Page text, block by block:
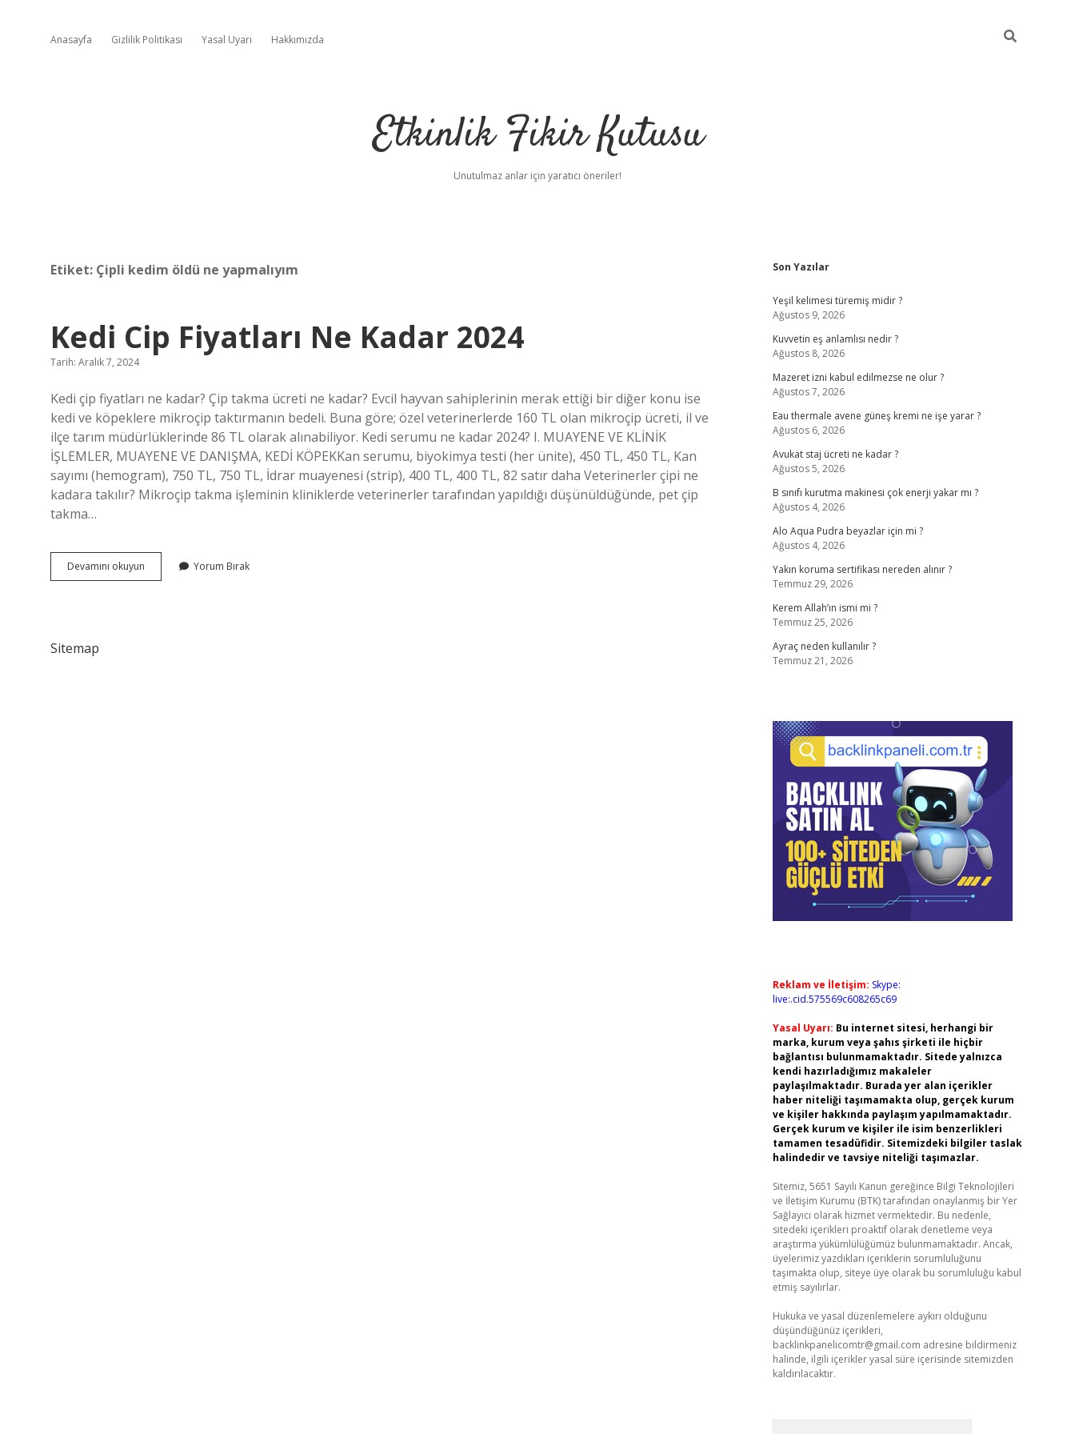
Anasayfa Gizlilik Politikası Yasal Uyarı Hakkımızda
Etkinlik Fikir Kutusu
Unutulmaz anlar için yaratıcı öneriler!
Etiket: Çipli kedim öldü ne yapmalıyım
Kedi Cip Fiyatları Ne Kadar 2024
Tarih: Aralık 7, 2024
Kedi çip fiyatları ne kadar? Çip takma ücreti ne kadar? Evcil hayvan sahiplerinin merak ettiği bir diğer konu ise
kedi ve köpeklere mikroçip taktırmanın bedeli. Buna göre; özel veterinerlerde 160 TL olan mikroçip ücreti, il ve
ilçe tarım müdürlüklerinde 86 TL olarak alınabiliyor. Kedi serumu ne kadar 2024? I. MUAYENE VE KLİNİK
İŞLEMLER, MUAYENE VE DANIŞMA, KEDİ KÖPEKKan serumu, biyokimya testi (her ünite), 450 TL, 450 TL, Kan
sayımı (hemogram), 750 TL, 750 TL, İdrar muayenesi (strip), 400 TL, 400 TL, 82 satır daha Veterinerler çipi ne
kadara takılır? Mikroçip takma işleminin kliniklerde veterinerler tarafından yapıldığı düşünüldüğünde, pet çip
takma…
Devamını okuyun
Cip
Yorum Bırak
Sitemap
Sidebar
Son Yazılar
Yeşil kelimesi türemiş midir ?
Ağustos 9, 2026
Kuvvetin eş anlamlısı nedir ?
Ağustos 8, 2026
Mazeret izni kabul edilmezse ne olur ?
Ağustos 7, 2026
Eau thermale avene güneş kremi ne işe yarar ?
Ağustos 6, 2026
Avukat staj ücreti ne kadar ?
Ağustos 5, 2026
B sınıfı kurutma makinesi çok enerji yakar mı ?
Ağustos 4, 2026
Alo Aqua Pudra beyazlar için mi ?
Ağustos 4, 2026
Yakın koruma sertifikası nereden alınır ?
Temmuz 29, 2026
Kerem Allah’ın ismi mi ?
Temmuz 25, 2026
Ayraç neden kullanılır ?
Temmuz 21, 2026
Reklam ve İletişim: Skype:
live:.cid.575569c608265c69
Yasal Uyarı: Bu internet sitesi, herhangi bir
marka, kurum veya şahıs şirketi ile hiçbir
bağlantısı bulunmamaktadır. Sitede yalnızca
kendi hazırladığımız makaleler
paylaşılmaktadır. Burada yer alan içerikler
haber niteliği taşımamakta olup, gerçek kurum
ve kişiler hakkında paylaşım yapılmamaktadır.
Gerçek kurum ve kişiler ile isim benzerlikleri
tamamen tesadüfidir. Sitemizdeki bilgiler taslak
halindedir ve tavsiye niteliği taşımazlar.
Sitemiz, 5651 Sayılı Kanun gereğince Bilgi Teknolojileri
ve İletişim Kurumu (BTK) tarafından onaylanmış bir Yer
Sağlayıcı olarak hizmet vermektedir. Bu nedenle,
sitedeki içerikleri proaktif olarak denetleme veya
araştırma yükümlülüğümüz bulunmamaktadır. Ancak,
üyelerimiz yazdıkları içeriklerin sorumluluğunu
taşımakta olup, siteye üye olarak bu sorumluluğu kabul
etmiş sayılırlar.
Hukuka ve yasal düzenlemelere aykırı olduğunu
düşündüğünüz içerikleri,
backlinkpanelicomtr@gmail.com adresine bildirmeniz
halinde, ilgili içerikler yasal süre içerisinde sitemizden
kaldırılacaktır.